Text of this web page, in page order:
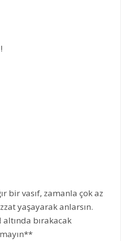
bir vasıf, zamanla çok az
yaşayarak anlarsın.
bırakacak